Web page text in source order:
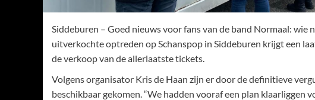
Siddeburen – Goed nieuws voor fans van de band Normaal:
uitverkochte optreden op Schanspop in Siddeburen krijgt een
de verkoop van de allerlaatste tickets.
Volgens organisator Kris de Haan zijn er door de definitieve
beschikbaar gekomen. “We hadden vooraf een plan